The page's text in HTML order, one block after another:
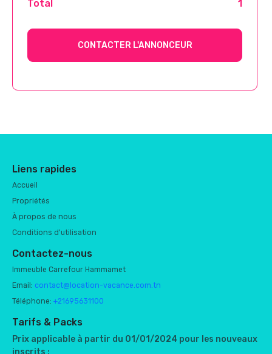
Total 1
CONTACTER L'ANNONCEUR
Liens rapides
Accueil
Propriétés
À propos de nous
Conditions d'utilisation
Contactez-nous
Immeuble Carrefour Hammamet
Email: contact@location-vacance.com.tn
Téléphone: +21695631100
Tarifs & Packs
Prix applicable à partir du 01/01/2024 pour les nouveaux
inscrits :